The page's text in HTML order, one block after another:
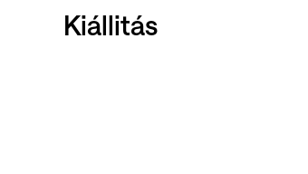
Kiállitás